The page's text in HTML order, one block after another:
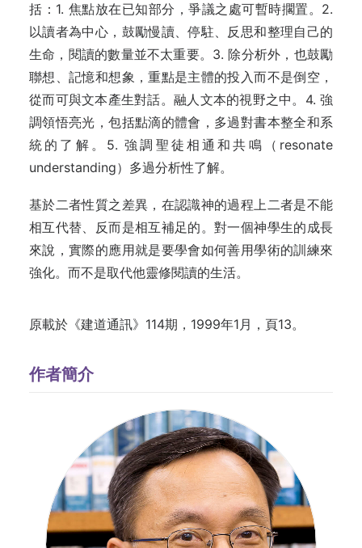
括：1. 焦點放在已知部分，爭議之處可暫時擱置。2.
以讀者為中心，鼓勵慢讀、停駐、反思和整理自己的
生命，閱讀的數量並不太重要。3. 除分析外，也鼓勵
聯想、記憶和想象，重點是主體的投入而不是倒空，
從而可與文本產生對話。融人文本的視野之中。4. 強
調領悟亮光，包括點滴的體會，多過對書本整全和系
統的了解。5. 強調聖徒相通和共鳴（resonate
understanding）多過分析性了解。
基於二者性質之差異，在認識神的過程上二者是不能
相互代替、反而是相互補足的。對一個神學生的成長
來說，實際的應用就是要學會如何善用學術的訓練來
強化。而不是取代他靈修閱讀的生活。
原載於《建道通訊》114期，1999年1月，頁13。
作者簡介